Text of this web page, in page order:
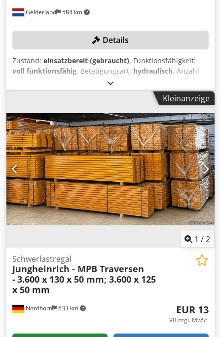
Gelderland 584 km
Details
Zustand: einsatzbereit (gebraucht), Funktionsfähigkeit:
voll funktionsfähig, Betätigungsart: hydraulisch, Anzahl
, Wellendurchmesser:
1’000 kg, TECHNISCHE DETAILS Leistung: 3,0 kW
Wellendurchmesser: 105 mm Anzahl der Rollen: 3 Stk.
Dkjdpfx Ajzdd N Nsdyer Anzahl angetriebener Walzen: 3
Stk. MASCHINEN-DETAILS Ansteuerung: Konventionell
Antrieb: Hydraulisch Vertikal/Horizontal: Horizontal
Abmessungen & Gewicht Abmessungen (L x B x H): 1.400 x
900 x 1.300 mm Leergewicht: 1.000 kg AUSSTATTUNG
Zusätzliche Rollen
Kleinanzeige
1 /2
Nordhorn 633 km
Schwerlastregal
Jungheinrich - MPB Traversen
-3.600 x 130 x 50 mm; 3.600 x 125
x 50 mm
EUR 13
VB zzgl. MwSt.